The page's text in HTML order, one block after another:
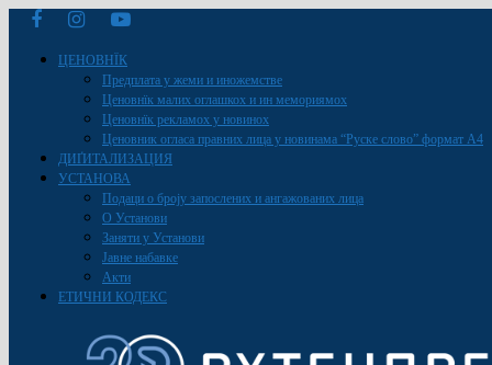
ЦЕНОВНЇК
Предплата у жеми и иножемстве
Ценовнїк малих оглашкох и ин мемориямох
Ценовнїк рекламох у новинох
Ценовник огласа правних лица у новинама “Руске слово” формат A4
ДИҐИТАЛИЗАЦИЯ
УСТАНОВА
Подаци о броју запослених и ангажованих лица
О Установи
Заняти у Установи
Јавне набавке
Акти
ЕТИЧНИ КОДЕКС